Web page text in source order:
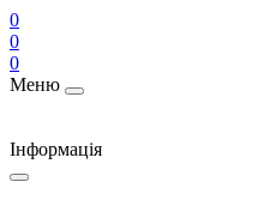
0
0
0
Меню
Інформація